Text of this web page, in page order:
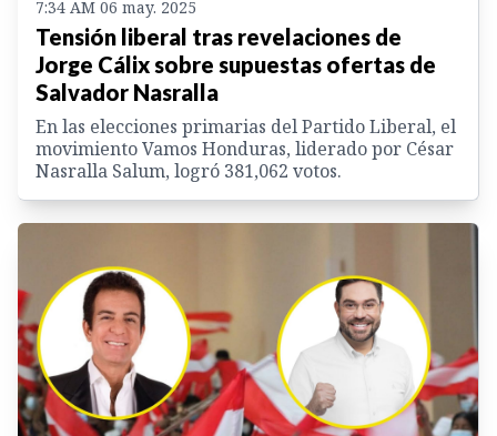
7:34 AM 06 may. 2025
Tensión liberal tras revelaciones de
Jorge Cálix sobre supuestas ofertas de
Salvador Nasralla
En las elecciones primarias del Partido Liberal, el
movimiento Vamos Honduras, liderado por César
Nasralla Salum, logró 381,062 votos.